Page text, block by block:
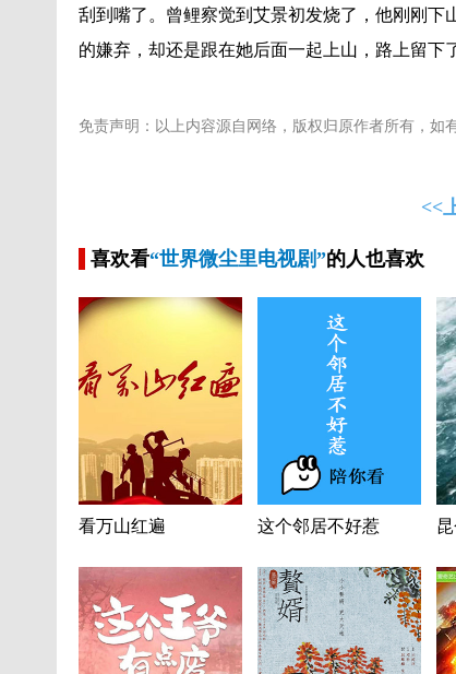
刮到嘴了。曾鲤察觉到艾景初发烧了，他刚刚
的嫌弃，却还是跟在她后面一起上山，路上留下
免责声明：以上内容源自网络，版权归原作者所有，如
<<
喜欢看“世界微尘里电视剧”的人也喜欢
看万山红遍 这个邻居不好惹